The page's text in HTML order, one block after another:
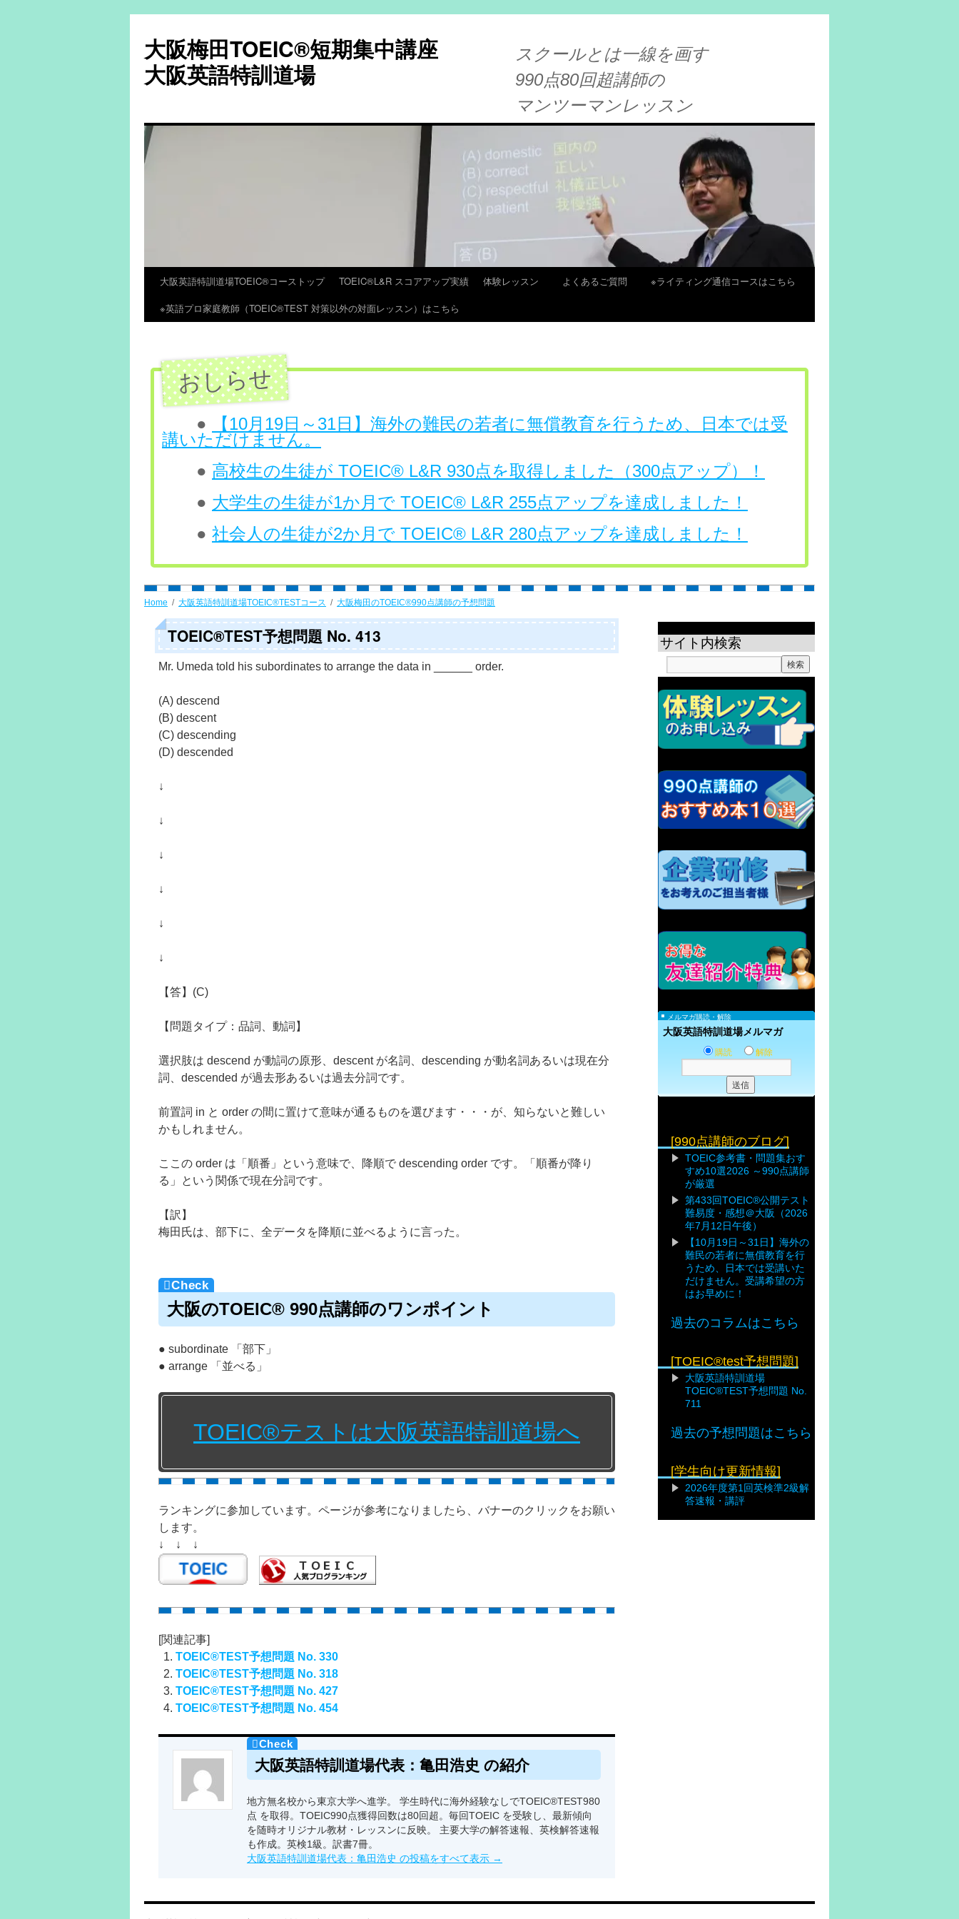
大阪梅田TOEIC®短期集中講座
大阪英語特訓道場
スクールとは一線を画す
990点80回超講師の
マンツーマンレッスン
大阪英語特訓道場TOEIC®コーストップ TOEIC®L&R スコアアップ実績 体験レッスン よくあるご質問
※ライティング通信コースはこちら
※英語プロ家庭教師（TOEIC®TEST 対策以外の対面レッスン）はこちら
●
【10月19日～31日】海外の難民の若者に無償教育を行うため、日本では受
講いただけません。
● 高校生の生徒が TOEIC® L&R 930点を取得しました（300点アップ）！
● 大学生の生徒が1か月で TOEIC® L&R 255点アップを達成しました！
● 社会人の生徒が2か月で TOEIC® L&R 280点アップを達成しました！
Home 大阪英語特訓道場TOEIC®TESTコース 大阪梅田のTOEIC®990点講師の予想問題
TOEIC®TEST予想問題 No. 413
Mr. Umeda told his subordinates to arrange the data in ______ order.
(A) descend
(B) descent
(C) descending
(D) descended
↓
↓
↓
↓
↓
↓
【答】(C)
【問題タイプ：品詞、動詞】
選択肢は descend が動詞の原形、descent が名詞、descending が動名詞あるいは現在分
詞、descended が過去形あるいは過去分詞です。
前置詞 in と order の間に置けて意味が通るものを選びます・・・が、知らないと難しい
かもしれません。
ここの order は「順番」という意味で、降順で descending order です。「順番が降り
る」という関係で現在分詞です。
【訳】
梅田氏は、部下に、全データを降順に並べるように言った。
大阪のTOEIC® 990点講師のワンポイント
● subordinate 「部下」
● arrange 「並べる」
TOEIC®テストは大阪英語特訓道場へ
ランキングに参加しています。ページが参考になりましたら、バナーのクリックをお願い
します。
↓ ↓ ↓
[関連記事]
TOEIC®TEST予想問題 No. 330
TOEIC®TEST予想問題 No. 318
TOEIC®TEST予想問題 No. 427
TOEIC®TEST予想問題 No. 454
大阪英語特訓道場代表：亀田浩史 の紹介
地方無名校から東京大学へ進学。 学生時代に海外経験なしでTOEIC®TEST980
点 を取得。TOEIC990点獲得回数は80回超。毎回TOEIC を受験し、最新傾向
を随時オリジナル教材・レッスンに反映。 主要大学の解答速報、英検解答速報
も作成。英検1級。訳書7冊。
大阪英語特訓道場代表：亀田浩史 の投稿をすべて表示 →
サイト内検索
メルマガ購読・解除
大阪英語特訓道場メルマガ
購読 解除
[990点講師のブログ]
TOEIC参考書・問題集おす
すめ10選2026 ～990点講師
が厳選
第433回TOEIC®公開テスト
難易度・感想＠大阪（2026
年7月12日午後）
【10月19日～31日】海外の
難民の若者に無償教育を行
うため、日本では受講いた
だけません。受講希望の方
はお早めに！
過去のコラムはこちら
[TOEIC®test予想問題]
大阪英語特訓道場
TOEIC®TEST予想問題 No.
711
過去の予想問題はこちら
[学生向け更新情報]
2026年度第1回英検準2級解
答速報・講評